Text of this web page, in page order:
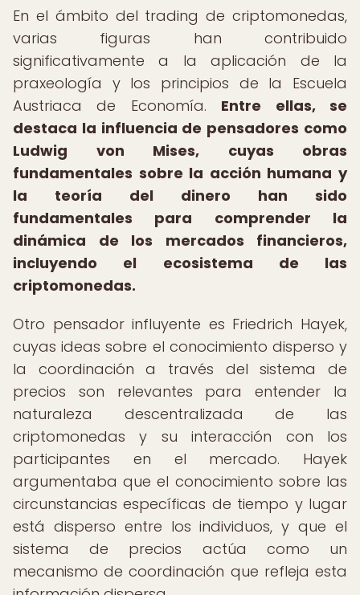
En el ámbito del trading de criptomonedas,
varias figuras han contribuido
significativamente a la aplicación de la
praxeología y los principios de la Escuela
Austriaca de Economía. Entre ellas, se
destaca la influencia de pensadores como
Ludwig von Mises, cuyas obras
fundamentales sobre la acción humana y
la teoría del dinero han sido
fundamentales para comprender la
dinámica de los mercados financieros,
incluyendo el ecosistema de las
criptomonedas.
Otro pensador influyente es Friedrich Hayek,
cuyas ideas sobre el conocimiento disperso y
la coordinación a través del sistema de
precios son relevantes para entender la
naturaleza descentralizada de las
criptomonedas y su interacción con los
participantes en el mercado. Hayek
argumentaba que el conocimiento sobre las
circunstancias específicas de tiempo y lugar
está disperso entre los individuos, y que el
sistema de precios actúa como un
mecanismo de coordinación que refleja esta